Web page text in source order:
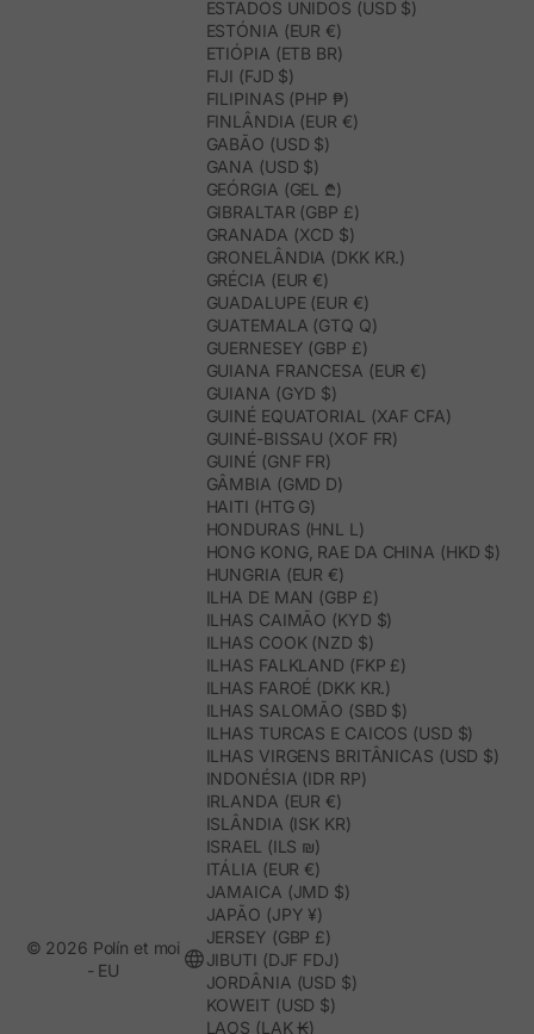
ESTADOS UNIDOS (USD $)
ESTÓNIA (EUR €)
ETIÓPIA (ETB BR)
FIJI (FJD $)
FILIPINAS (PHP ₱)
FINLÂNDIA (EUR €)
GABÃO (USD $)
GANA (USD $)
GEÓRGIA (GEL ₾)
GIBRALTAR (GBP £)
GRANADA (XCD $)
GRONELÂNDIA (DKK KR.)
GRÉCIA (EUR €)
GUADALUPE (EUR €)
GUATEMALA (GTQ Q)
GUERNESEY (GBP £)
GUIANA FRANCESA (EUR €)
GUIANA (GYD $)
GUINÉ EQUATORIAL (XAF CFA)
GUINÉ-BISSAU (XOF FR)
GUINÉ (GNF FR)
GÂMBIA (GMD D)
HAITI (HTG G)
HONDURAS (HNL L)
HONG KONG, RAE DA CHINA (HKD $)
HUNGRIA (EUR €)
ILHA DE MAN (GBP £)
ILHAS CAIMÃO (KYD $)
ILHAS COOK (NZD $)
ILHAS FALKLAND (FKP £)
ILHAS FAROÉ (DKK KR.)
ILHAS SALOMÃO (SBD $)
ILHAS TURCAS E CAICOS (USD $)
ILHAS VIRGENS BRITÂNICAS (USD $)
INDONÉSIA (IDR RP)
IRLANDA (EUR €)
ISLÂNDIA (ISK KR)
ISRAEL (ILS ₪)
ITÁLIA (EUR €)
JAMAICA (JMD $)
JAPÃO (JPY ¥)
JERSEY (GBP £)
JIBUTI (DJF FDJ)
JORDÂNIA (USD $)
KOWEIT (USD $)
LAOS (LAK ₭)
© 2026 Polín et moi
- EU